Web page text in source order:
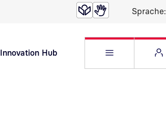
Sprache:
Innovation Hub